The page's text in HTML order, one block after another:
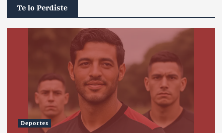
Te lo Perdiste
Deportes